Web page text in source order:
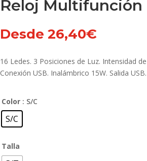
Reloj Multifunción
Desde 26,40€
16 Ledes. 3 Posiciones de Luz. Intensidad
Conexión USB. Inalámbrico 15W. Salida
Color : S/C
S/C
Talla